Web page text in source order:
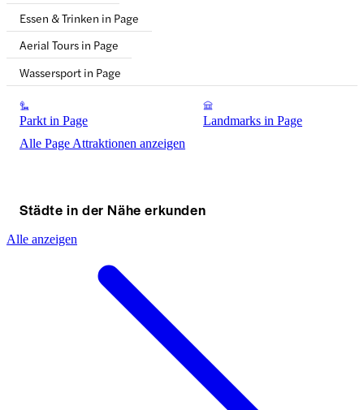
Essen & Trinken in Page
Aerial Tours in Page
Wassersport in Page
Parkt in Page
Landmarks in Page
Alle Page Attraktionen anzeigen
Städte in der Nähe erkunden
Alle anzeigen